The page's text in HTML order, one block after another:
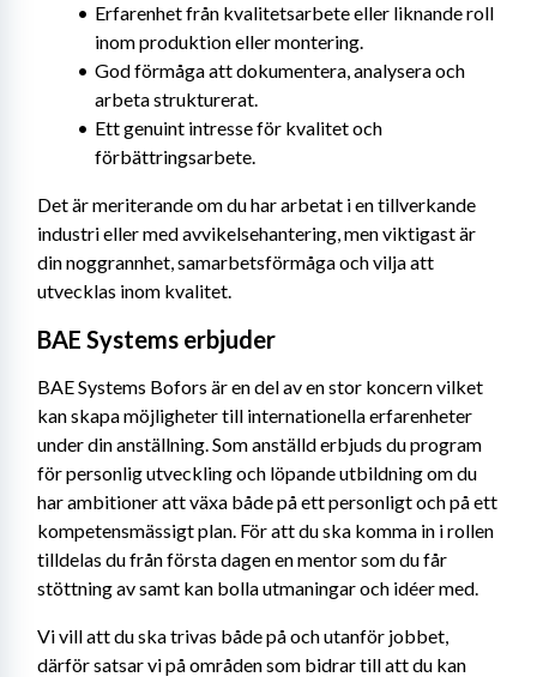
Erfarenhet från kvalitetsarbete eller liknande roll
inom produktion eller montering.
God förmåga att dokumentera, analysera och
arbeta strukturerat.
Ett genuint intresse för kvalitet och
förbättringsarbete.
Det är meriterande om du har arbetat i en tillverkande
industri eller med avvikelsehantering, men viktigast är
din noggrannhet, samarbetsförmåga och vilja att
utvecklas inom kvalitet.
BAE Systems erbjuder
BAE Systems Bofors är en del av en stor koncern vilket
kan skapa möjligheter till internationella erfarenheter
under din anställning. Som anställd erbjuds du program
för personlig utveckling och löpande utbildning om du
har ambitioner att växa både på ett personligt och på ett
kompetensmässigt plan. För att du ska komma in i rollen
tilldelas du från första dagen en mentor som du får
stöttning av samt kan bolla utmaningar och idéer med.
Vi vill att du ska trivas både på och utanför jobbet,
därför satsar vi på områden som bidrar till att du kan